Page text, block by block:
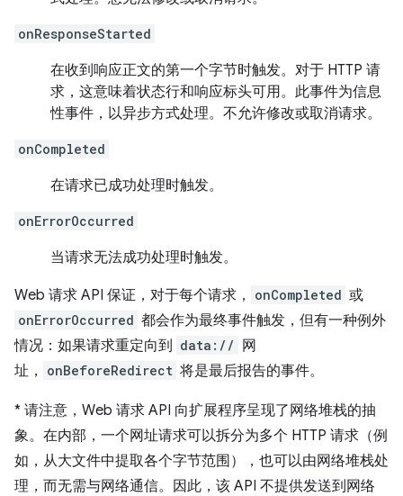
onResponseStarted
在收到响应正文的第一个字节时触发。对于 HTTP 请
求，这意味着状态行和响应标头可用。此事件为信息
性事件，以异步方式处理。不允许修改或取消请求。
onCompleted
在请求已成功处理时触发。
onErrorOccurred
当请求无法成功处理时触发。
Web 请求 API 保证，对于每个请求， onCompleted 或
onErrorOccurred 都会作为最终事件触发，但有一种例外
情况：如果请求重定向到 data://
网
址，
onBeforeRedirect 将是最后报告的事件。
* 请注意，Web 请求 API 向扩展程序呈现了网络堆栈的抽
象。在内部，一个网址请求可以拆分为多个 HTTP 请求（例
如，从大文件中提取各个字节范围），也可以由网络堆栈处
理，而无需与网络通信。因此，该 API 不提供发送到网络